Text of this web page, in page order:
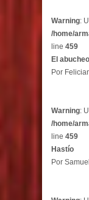
Warning:
/home/
line 459
El
Por
Warning:
/home/
line 459
Hastío
Por